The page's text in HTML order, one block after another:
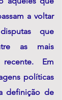
a voltar
que
as mais
Em
políticas
definição de